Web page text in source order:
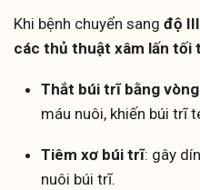
Khi bệnh chuyển sang độ
các thủ thuật xâm lấn tối
Thắt búi trĩ bằng
máu nuôi, khiến búi trĩ
Tiêm xơ búi trĩ: gây
nuôi búi trĩ.